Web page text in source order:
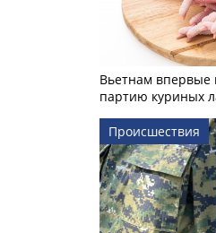
Вьетнам впервые
партию куриных
Происшествия